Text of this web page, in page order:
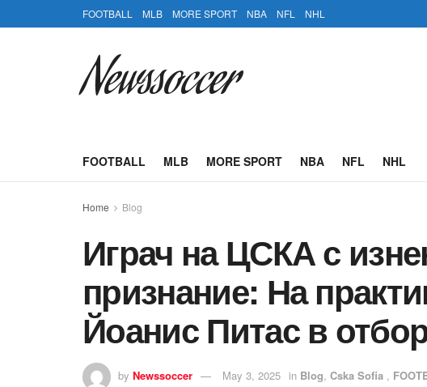
FOOTBALL MLB MORE SPORT NBA NFL NHL
Newssoccer
FOOTBALL MLB MORE SPORT NBA NFL NHL
Home Blog
Играч на ЦСКА с
признание: На
Йоанис Питас в
by Newssoccer May 3, 2025 in Blog, Cska Sofia ,